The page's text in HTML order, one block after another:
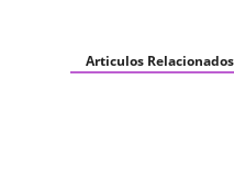
Articulos Relacionados